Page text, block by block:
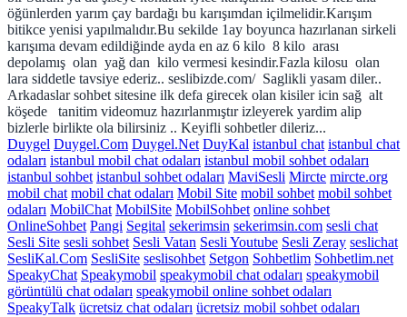
öğünlerden yarım çay bardağı bu karışımdan içilmelidir.Karışım
bitikce yenisi yapılmalıdır.Bu sekilde 1ay boyunca hazırlanan sirkeli
karışıma devam edildiğinde ayda en az 6 kilo 8 kilo arası
depolamış olan yağ dan kilo vermesi kesindir.Fazla kilosu olan
lara siddetle tavsiye ederiz.. seslibizde.com/ Saglikli yasam diler..
Arkadaslar sohbet sitesine ilk defa girecek olan kisiler icin sağ alt
köşede tanitim videomuz hazırlanmıştır izleyerek yardim alip
bizlerle birlikte ola bilirsiniz .. Keyifli sohbetler dileriz...
Duygel Duygel.Com Duygel.Net DuyKal istanbul chat istanbul chat
odaları istanbul mobil chat odaları istanbul mobil sohbet odaları
istanbul sohbet istanbul sohbet odaları MaviSesli Mircte mircte.org
mobil chat mobil chat odaları Mobil Site mobil sohbet mobil sohbet
odaları MobilChat MobilSite MobilSohbet online sohbet
OnlineSohbet Pangi Segital sekerimsin sekerimsin.com sesli chat
Sesli Site sesli sohbet Sesli Vatan Sesli Youtube Sesli Zeray seslichat
SesliKal.Com SesliSite seslisohbet Setgon Sohbetlim Sohbetlim.net
SpeakyChat Speakymobil speakymobil chat odaları speakymobil
görüntülü chat odaları speakymobil online sohbet odaları
SpeakyTalk ücretsiz chat odaları ücretsiz mobil sohbet odaları